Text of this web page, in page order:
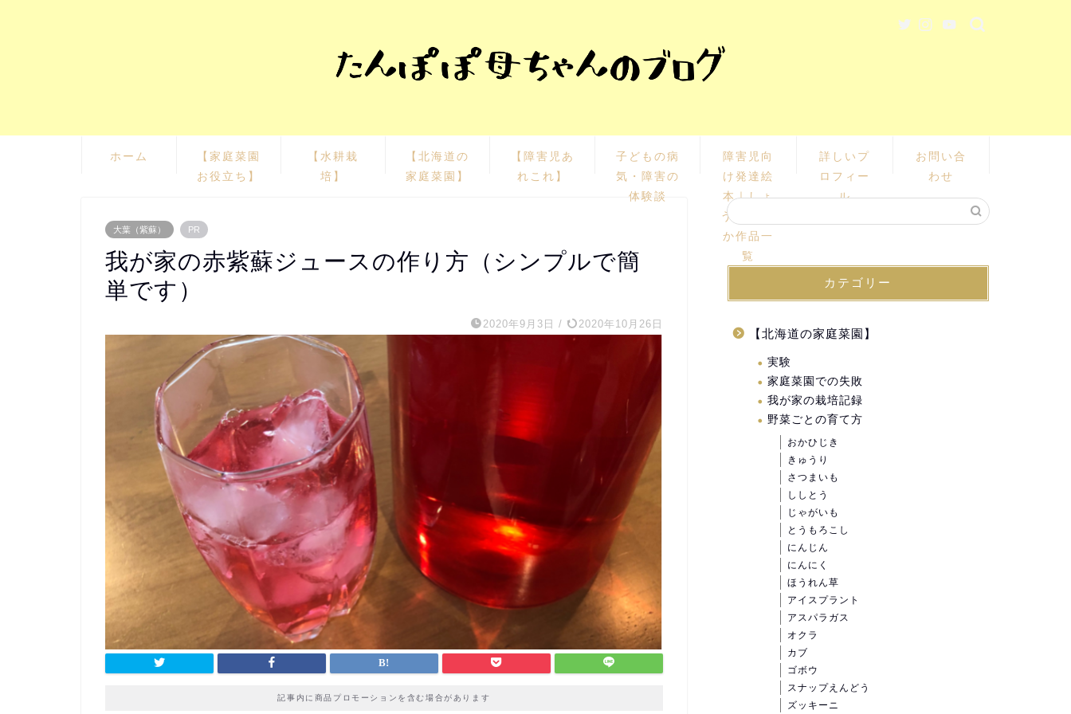
ホーム
【家庭菜園
お役立ち】
【水耕栽
培】
【北海道の
家庭菜園】
【障害児あ
れこれ】
子どもの病
気・障害の
体験談
障害児向
け発達絵
本｜しょ
うじ あい
か作品一
覧
詳しいプ
ロフィー
ル
お問い合
わせ
大葉（紫蘇） PR
我が家の赤紫蘇ジュースの作り方（シンプルで簡
単です）
2020年9月3日 / 2020年10月26日
記事内に商品プロモーションを含む場合があります
カテゴリー
【北海道の家庭菜園】
実験
家庭菜園での失敗
我が家の栽培記録
野菜ごとの育て方
おかひじき
きゅうり
さつまいも
ししとう
じゃがいも
とうもろこし
にんじん
にんにく
ほうれん草
アイスプラント
アスパラガス
オクラ
カブ
ゴボウ
スナップえんどう
ズッキーニ